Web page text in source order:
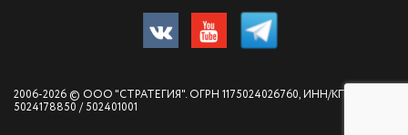
2006-2026 © ООО "СТРАТЕГИЯ". ОГРН 1175024026760, ИНН/КПП
5024178850 / 502401001